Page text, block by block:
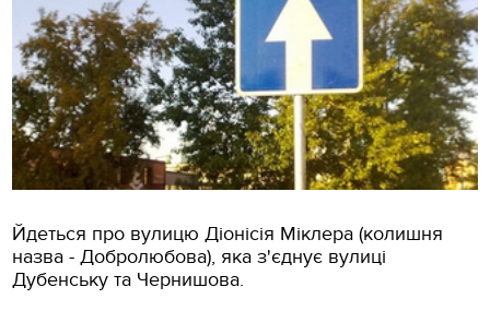
Йдеться про вулицю Діонісія Міклера (колишня
назва - Добролюбова), яка з'єднує вулиці
Дубенську та Чернишова.